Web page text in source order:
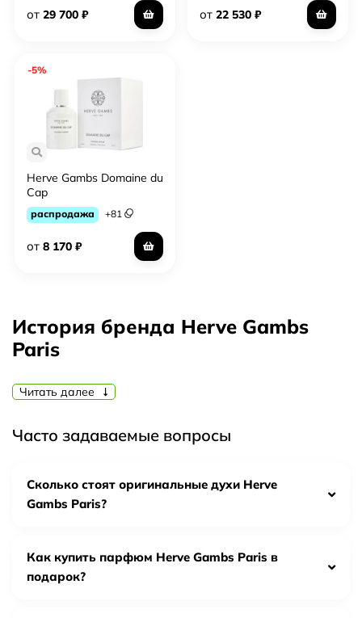
от 29 700 ₽ от 22 530 ₽
-5%
Herve Gambs Domaine du
Cap
распродажа +81
от 8 170 ₽
История бренда Herve Gambs
Paris
Бренд Herve Gambs Paris был основан французским
парфюмером Эрве Гамбсом в 1989 году. Эрве Гамбс
сочетают в себе традиционные французские
Ароматы Herve Gambs Paris отличаются высоким
качеством и изысканным дизайном. Они создаются из
уникальное творение, которое отражает
индивидуальность и стиль своего обладателя. Ноты
Читать далее
Часто задаваемые вопросы
Сколько стоят оригинальные духи Herve
Gambs Paris?
Как купить парфюм Herve Gambs Paris в
подарок?